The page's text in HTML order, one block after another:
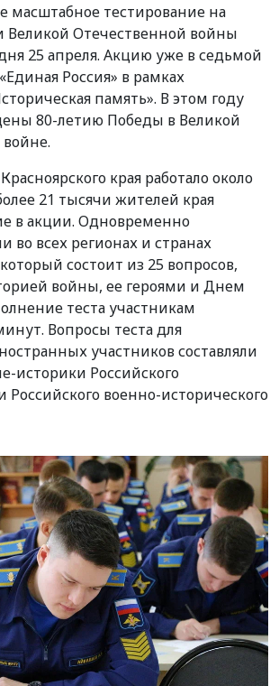
масштабное тестирование на
Великой Отечественной войны
25 апреля. Акцию уже в седьмой
Россия» в рамках
память». В этом году
80-летию Победы в Великой
края работало около
21 тысячи жителей края
в акции. Одновременно
во всех регионах и странах
состоит из 25 вопросов,
войны, ее героями и Днем
теста участникам
Вопросы теста для
участников составляли
историки Российского
Российского военно-исторического